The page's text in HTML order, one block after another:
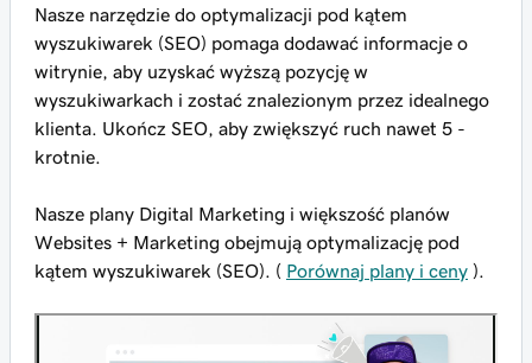
Nasze narzędzie do optymalizacji pod kątem
wyszukiwarek (SEO) pomaga dodawać informacje o
witrynie, aby uzyskać wyższą pozycję w
wyszukiwarkach i zostać znalezionym przez idealnego
klienta. Ukończ SEO, aby zwiększyć ruch nawet 5 -
krotnie.
Nasze plany Digital Marketing i większość planów
Websites + Marketing obejmują optymalizację pod
kątem wyszukiwarek (SEO). ( Porównaj plany i ceny ).